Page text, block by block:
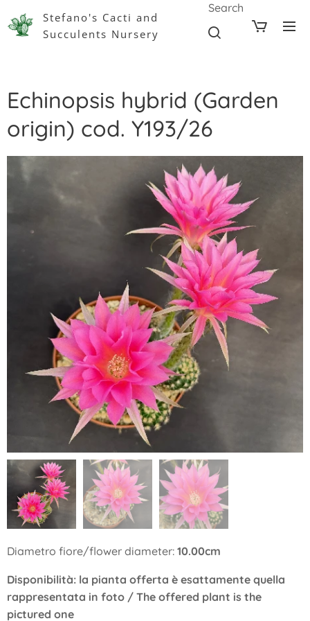
Stefano's Cacti and
Succulents Nursery
Search
Echinopsis hybrid (Garden
origin) cod. Y193/26
Diametro fiore/flower diameter: 10.00cm
Disponibilità: la pianta offerta è esattamente quella
rappresentata in foto / The offered plant is the
pictured one